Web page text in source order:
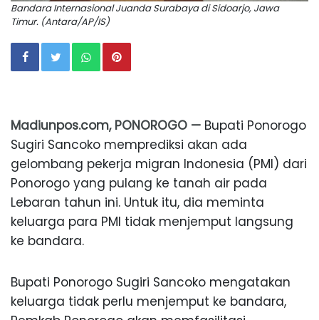
Bandara Internasional Juanda Surabaya di Sidoarjo, Jawa
Timur. (Antara/AP/IS)
Madiunpos.com, PONOROGO — Bupati Ponorogo
Sugiri Sancoko memprediksi akan ada
gelombang pekerja migran Indonesia (PMI) dari
Ponorogo yang pulang ke tanah air pada
Lebaran tahun ini. Untuk itu, dia meminta
keluarga para PMI tidak menjemput langsung
ke bandara.
Bupati Ponorogo Sugiri Sancoko mengatakan
keluarga tidak perlu menjemput ke bandara,